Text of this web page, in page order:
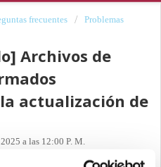
frecuentes
Problemas
Archivos de
actualización de
a las 12:00 P. M.